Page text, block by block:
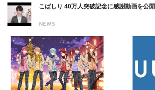
NEWS
こばしり 40万人突破記念に感謝動画を公開